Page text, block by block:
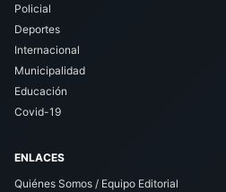
Policial
Deportes
Internacional
Municipalidad
Educación
Covid-19
ENLACES
Quiénes Somos / Equipo Editorial